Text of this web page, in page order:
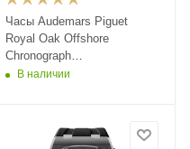
Часы Audemars Piguet
Royal Oak Offshore
Chronograph
26402CB.OO.A010CA.01
В наличии